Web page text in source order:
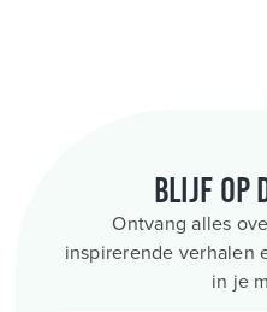
Blijf op
Ontvang alles
inspirerende verhalen
in je